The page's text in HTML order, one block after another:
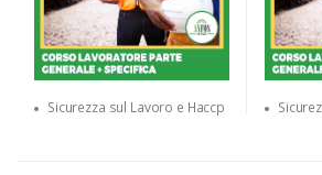
Sicurezza sul Lavoro e Haccp